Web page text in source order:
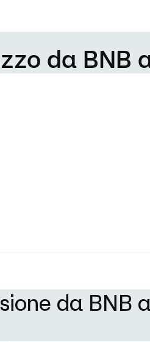
da BNB
da BNB